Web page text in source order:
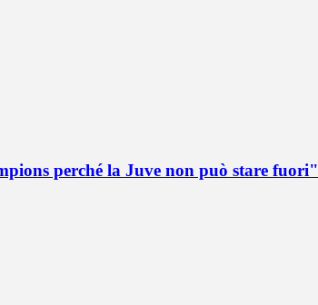
perché la Juve non può stare fuori"